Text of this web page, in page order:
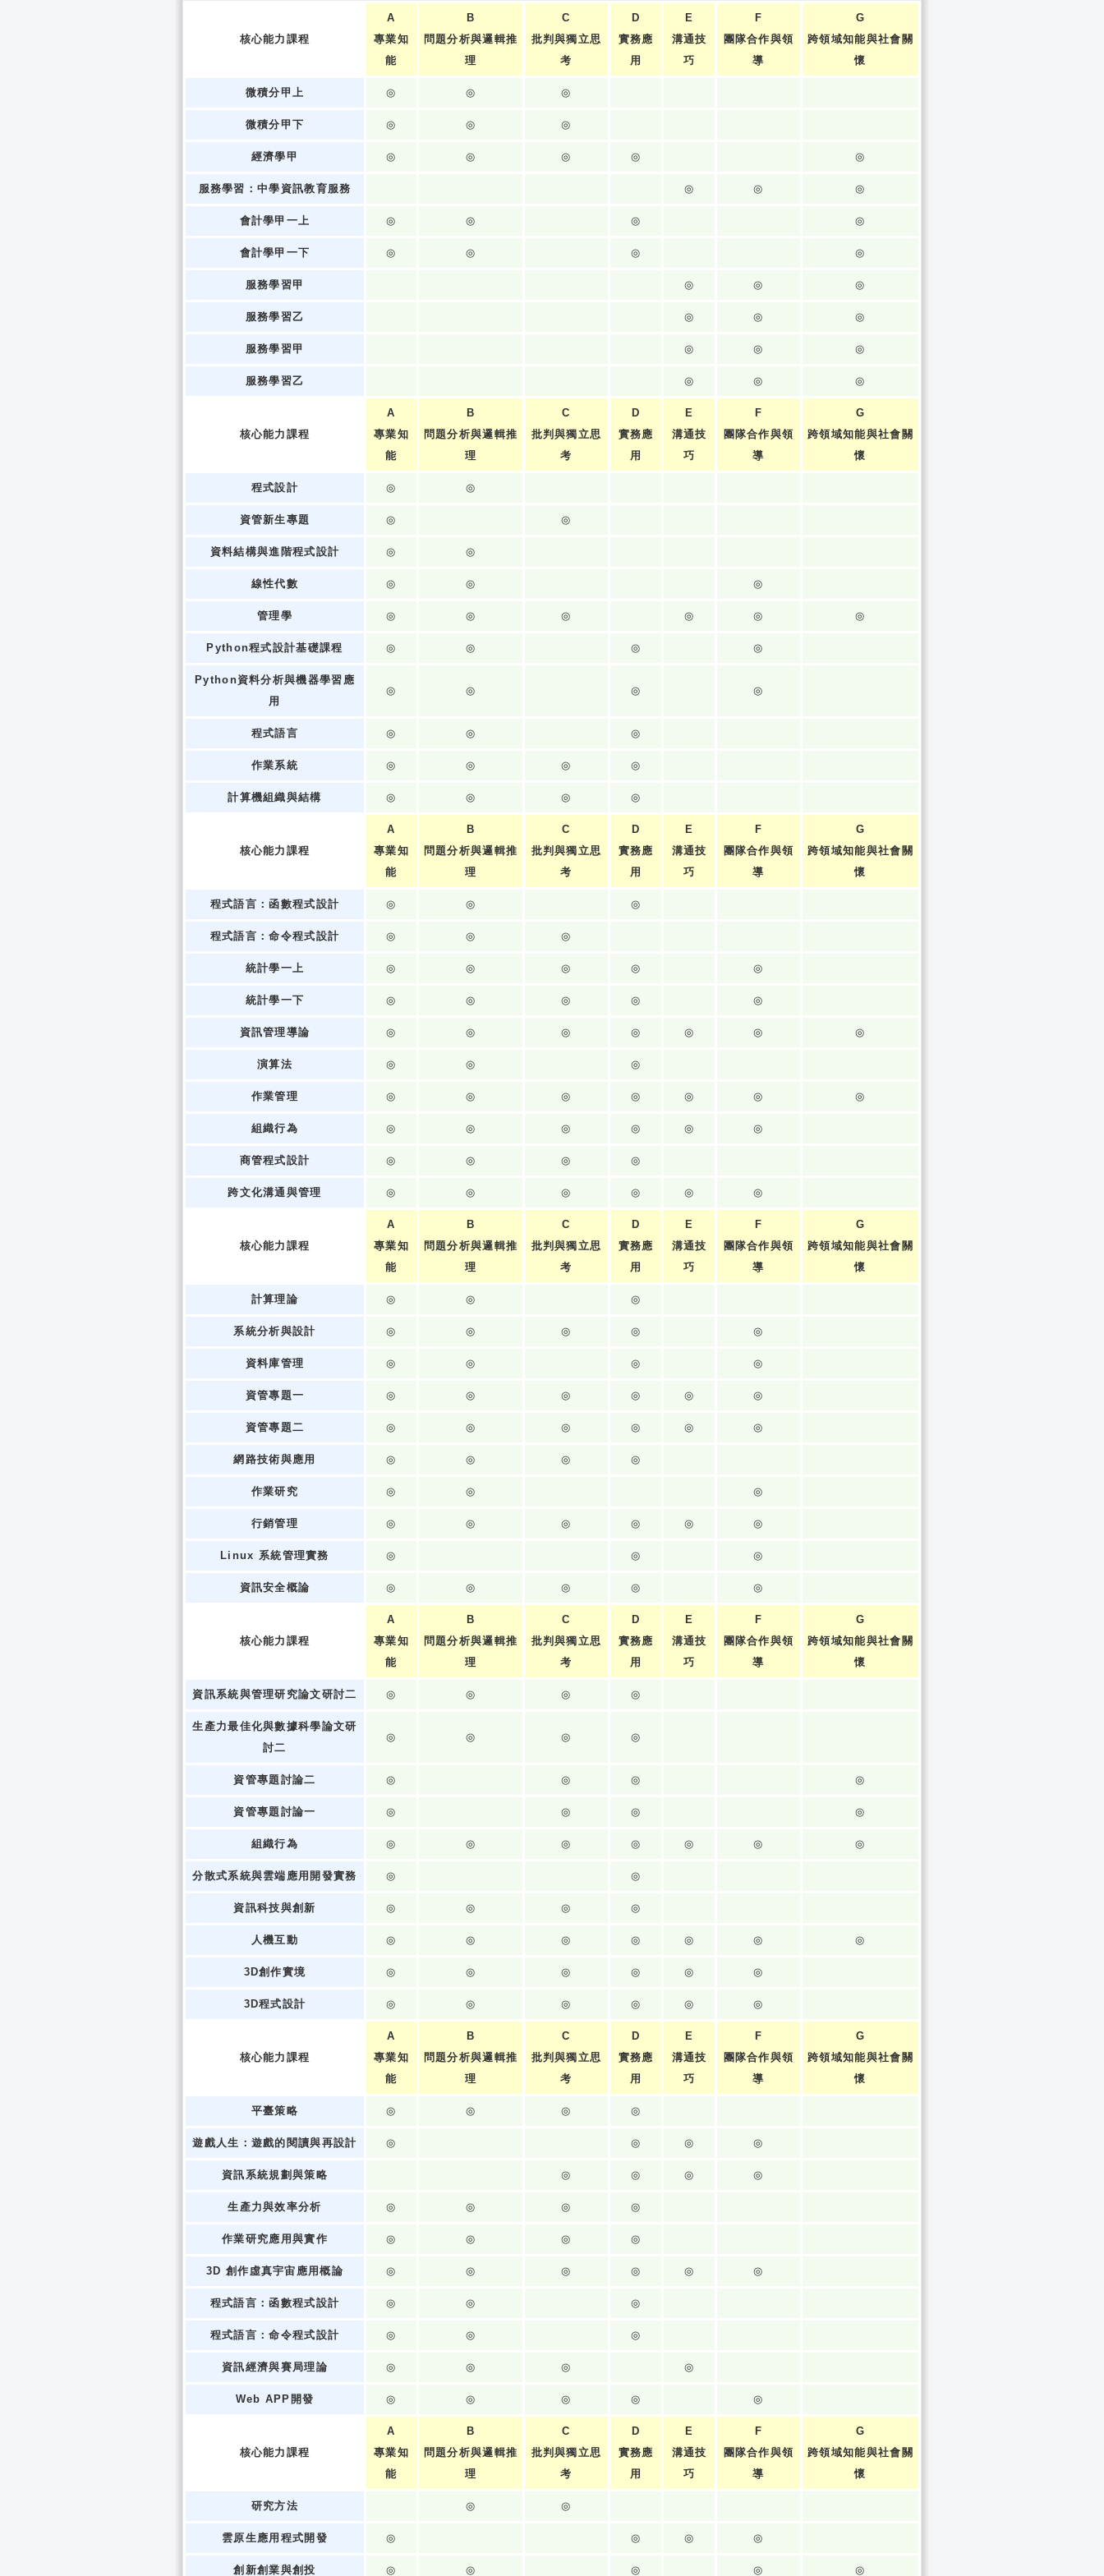
核心能力課程
A
專業知
能
B
問題分析與邏輯推
理
C
批判與獨立思
考
D
實務應
用
E
溝通技
巧
F
團隊合作與領
導
G
跨領域知能與社會關
懷
微積分甲上 ◎ ◎ ◎
微積分甲下 ◎ ◎ ◎
經濟學甲 ◎ ◎ ◎ ◎ ◎
服務學習：中學資訊教育服務 ◎ ◎ ◎
會計學甲一上 ◎ ◎ ◎ ◎
會計學甲一下 ◎ ◎ ◎ ◎
服務學習甲 ◎ ◎ ◎
服務學習乙 ◎ ◎ ◎
服務學習甲 ◎ ◎ ◎
服務學習乙 ◎ ◎ ◎
核心能力課程
A
專業知
能
B
問題分析與邏輯推
理
C
批判與獨立思
考
D
實務應
用
E
溝通技
巧
F
團隊合作與領
導
G
跨領域知能與社會關
懷
程式設計 ◎ ◎
資管新生專題 ◎ ◎
資料結構與進階程式設計 ◎ ◎
線性代數 ◎ ◎ ◎
管理學 ◎ ◎ ◎ ◎ ◎ ◎
Python程式設計基礎課程 ◎ ◎ ◎ ◎
Python資料分析與機器學習應
用
◎ ◎ ◎ ◎
程式語言 ◎ ◎ ◎
作業系統 ◎ ◎ ◎ ◎
計算機組織與結構 ◎ ◎ ◎ ◎
核心能力課程
A
專業知
能
B
問題分析與邏輯推
理
C
批判與獨立思
考
D
實務應
用
E
溝通技
巧
F
團隊合作與領
導
G
跨領域知能與社會關
懷
程式語言：函數程式設計 ◎ ◎ ◎
程式語言：命令程式設計 ◎ ◎ ◎
統計學一上 ◎ ◎ ◎ ◎ ◎
統計學一下 ◎ ◎ ◎ ◎ ◎
資訊管理導論 ◎ ◎ ◎ ◎ ◎ ◎ ◎
演算法 ◎ ◎ ◎
作業管理 ◎ ◎ ◎ ◎ ◎ ◎ ◎
組織行為 ◎ ◎ ◎ ◎ ◎ ◎
商管程式設計 ◎ ◎ ◎ ◎
跨文化溝通與管理 ◎ ◎ ◎ ◎ ◎ ◎
核心能力課程
A
專業知
能
B
問題分析與邏輯推
理
C
批判與獨立思
考
D
實務應
用
E
溝通技
巧
F
團隊合作與領
導
G
跨領域知能與社會關
懷
計算理論 ◎ ◎ ◎
系統分析與設計 ◎ ◎ ◎ ◎ ◎
資料庫管理 ◎ ◎ ◎ ◎
資管專題一 ◎ ◎ ◎ ◎ ◎ ◎
資管專題二 ◎ ◎ ◎ ◎ ◎ ◎
網路技術與應用 ◎ ◎ ◎ ◎
作業研究 ◎ ◎ ◎
行銷管理 ◎ ◎ ◎ ◎ ◎ ◎
Linux 系統管理實務 ◎ ◎ ◎
資訊安全概論 ◎ ◎ ◎ ◎ ◎
核心能力課程
A
專業知
能
B
問題分析與邏輯推
理
C
批判與獨立思
考
D
實務應
用
E
溝通技
巧
F
團隊合作與領
導
G
跨領域知能與社會關
懷
資訊系統與管理研究論文研討二 ◎ ◎ ◎ ◎
生產力最佳化與數據科學論文研
討二
◎ ◎ ◎ ◎
資管專題討論二 ◎ ◎ ◎ ◎
資管專題討論一 ◎ ◎ ◎ ◎
組織行為 ◎ ◎ ◎ ◎ ◎ ◎ ◎
分散式系統與雲端應用開發實務 ◎ ◎
資訊科技與創新 ◎ ◎ ◎ ◎
人機互動 ◎ ◎ ◎ ◎ ◎ ◎ ◎
3D創作實境 ◎ ◎ ◎ ◎ ◎ ◎
3D程式設計 ◎ ◎ ◎ ◎ ◎ ◎
核心能力課程
A
專業知
能
B
問題分析與邏輯推
理
C
批判與獨立思
考
D
實務應
用
E
溝通技
巧
F
團隊合作與領
導
G
跨領域知能與社會關
懷
平臺策略 ◎ ◎ ◎ ◎
遊戲人生：遊戲的閱讀與再設計 ◎ ◎ ◎ ◎
資訊系統規劃與策略 ◎ ◎ ◎ ◎
生產力與效率分析 ◎ ◎ ◎ ◎
作業研究應用與實作 ◎ ◎ ◎ ◎
3D 創作虛真宇宙應用概論 ◎ ◎ ◎ ◎ ◎ ◎
程式語言：函數程式設計 ◎ ◎ ◎
程式語言：命令程式設計 ◎ ◎ ◎
資訊經濟與賽局理論 ◎ ◎ ◎ ◎
Web APP開發 ◎ ◎ ◎ ◎ ◎
核心能力課程
A
專業知
能
B
問題分析與邏輯推
理
C
批判與獨立思
考
D
實務應
用
E
溝通技
巧
F
團隊合作與領
導
G
跨領域知能與社會關
懷
研究方法 ◎ ◎
雲原生應用程式開發 ◎ ◎ ◎ ◎
創新創業與創投 ◎ ◎ ◎ ◎ ◎